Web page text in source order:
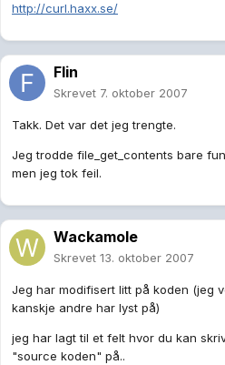
http://curl.haxx.se/
Flin
Skrevet 7. oktober 2007
Takk. Det var det jeg trengte.
Jeg trodde file_get_contents bare
men jeg tok feil.
Wackamole
Skrevet 13. oktober 2007
Jeg har modifisert litt på koden (jeg
kanskje andre har lyst på)
jeg har lagt til et felt hvor du kan
"source koden" på..